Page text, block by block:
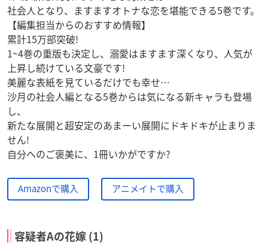
社会人となり、ますますオトナな恋を堪能できる5巻です。
【編集担当からのおすすめ情報】
累計15万部突破!
1~4巻の重版も決定し、溺愛はますます深くなり、人気が
上昇し続けている文豪です!
美麗な表紙を見ているだけでも幸せ…
沙月の社会人編となる5巻からは気になる新キャラも登場
し、
新たな展開と超安定のあまーい展開にドキドキが止まりま
せん!
自分へのご褒美に、1冊いかがですか?
Amazonで購入 アニメイトで購入
容疑者Aの花嫁 (1)